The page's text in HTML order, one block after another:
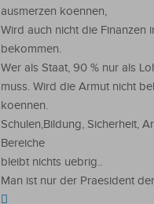
ausmerzen koennen,
Wird auch nicht die Finanzen
bekommen.
Wer als Staat, 90 % nur als
muss. Wird die Armut nicht
koennen.
Schulen,Bildung, Sicherheit,
Bereiche
bleibt nichts uebrig..
Man ist nur der Praesident